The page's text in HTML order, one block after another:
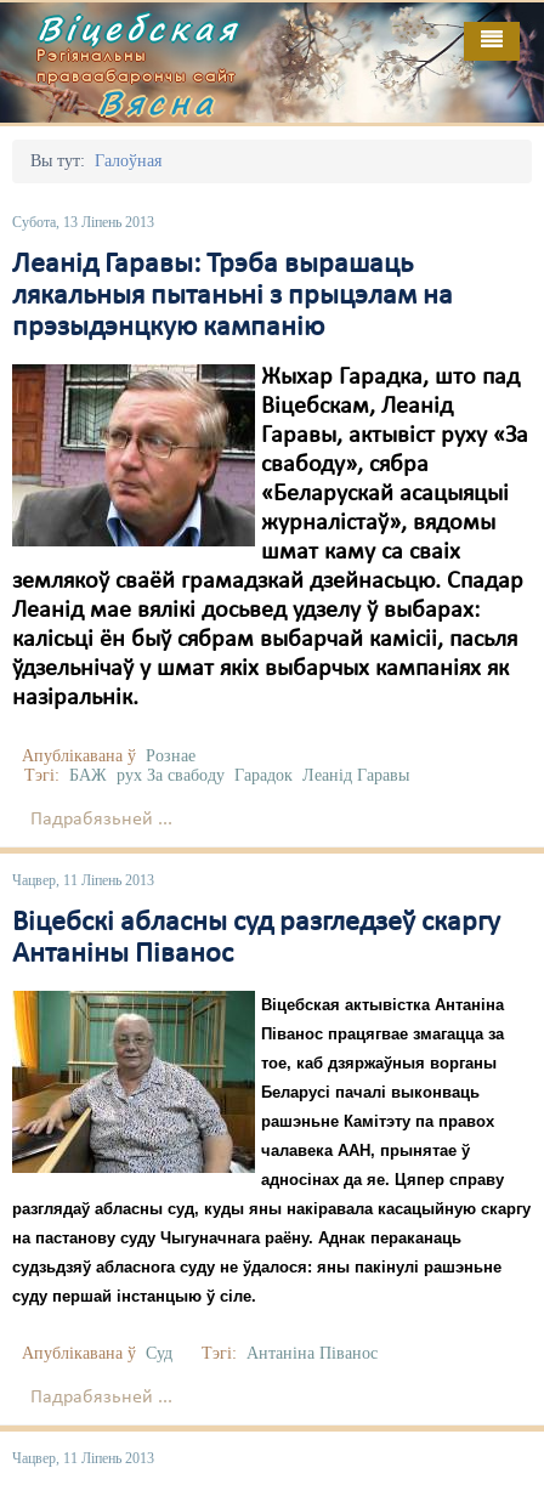
Віцебская
Рэгіянальны
праваабарончы сайт
Вясна
Вы тут: Галоўная
Субота, 13 Ліпень 2013
Леанід Гаравы: Трэба вырашаць
лякальныя пытаньні з прыцэлам на
прэзыдэнцкую кампанію
Жыхар Гарадка, што пад
Віцебскам, Леанід
Гаравы, актывіст руху «За
свабоду», сябра
«Беларускай асацыяцыі
журналістаў», вядомы
шмат каму са сваіх
землякоў сваёй грамадзкай дзейнасьцю. Спадар
Леанід мае вялікі досьвед удзелу ў выбарах:
калісьці ён быў сябрам выбарчай камісіі, пасьля
ўдзельнічаў у шмат якіх выбарчых кампаніях як
назіральнік.
Апублікавана ў Рознае
Тэгі: БАЖ рух За свабоду Гарадок Леанід Гаравы
Падрабязьней ...
Чацвер, 11 Ліпень 2013
Віцебскі абласны суд разгледзеў скаргу
Антаніны Піванос
Віцебская актывістка Антаніна
Піванос працягвае змагацца за
тое, каб дзяржаўныя ворганы
Беларусі пачалі выконваць
рашэньне Камітэту па правох
чалавека ААН, прынятае ў
адносінах да яе. Цяпер справу
разглядаў абласны суд, куды яны накіравала касацыйную скаргу
на пастанову суду Чыгуначнага раёну. Аднак пераканаць
судзьдзяў абласнога суду не ўдалося: яны пакінулі рашэньне
суду першай інстанцыю ў сіле.
Апублікавана ў Суд Тэгі: Антаніна Піванос
Падрабязьней ...
Чацвер, 11 Ліпень 2013
Галоўная
Адміністрацыйны перасьлед
Безбар'ернае асяродзьдзе
Выбары
Дзяржава
Дыскрымінацыя
Затрыманьні
Карная псыхіятрыя
Культурныя правы
ЛПП
Мірныя сходы
Праваабаронцы
Правы дзіцяці
Распальваньне варожасьці
Рознае
Свабода слова
Свабода сумленьня
Сьмяротнае пакараньне
Выданьні
Кантакт
Пра нас